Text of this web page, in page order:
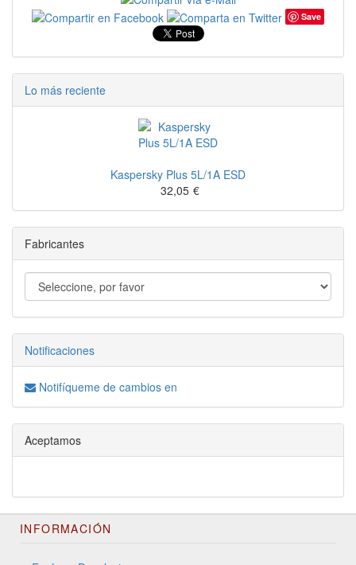
Save
Lo más reciente
Kaspersky Plus 5L/1A ESD
32,05 €
Fabricantes
Notificaciones
Notifíqueme de cambios en
Aceptamos
INFORMACIÓN